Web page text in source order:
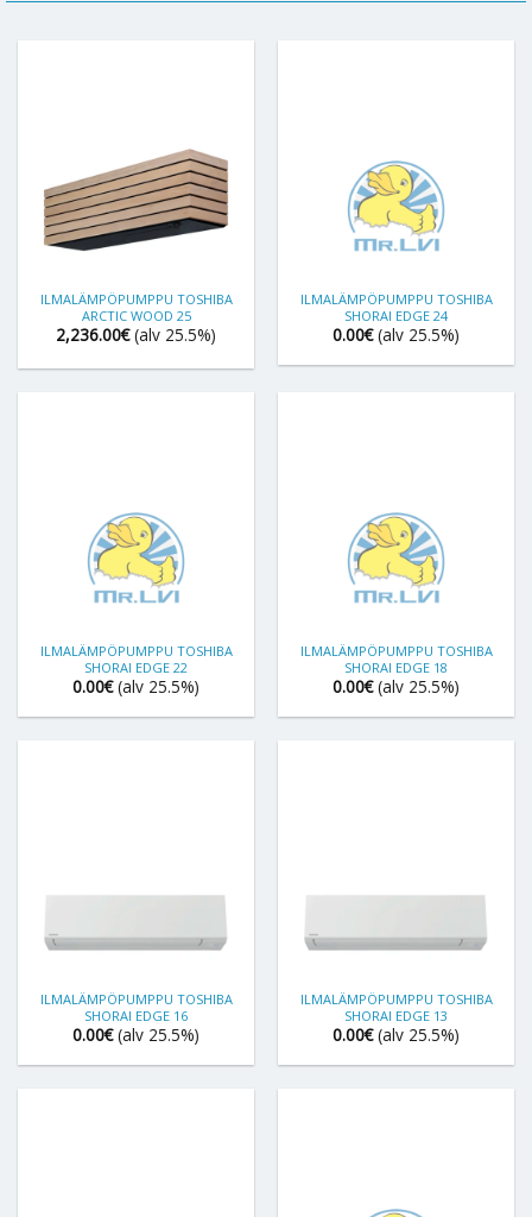
ILMALÄMPÖPUMPPU TOSHIBA
ARCTIC WOOD 25
2,236.00€ (alv 25.5%)
ILMALÄMPÖPUMPPU TOSHIBA
SHORAI EDGE 24
0.00€ (alv 25.5%)
ILMALÄMPÖPUMPPU TOSHIBA
SHORAI EDGE 22
0.00€ (alv 25.5%)
ILMALÄMPÖPUMPPU TOSHIBA
SHORAI EDGE 18
0.00€ (alv 25.5%)
ILMALÄMPÖPUMPPU TOSHIBA
SHORAI EDGE 16
0.00€ (alv 25.5%)
ILMALÄMPÖPUMPPU TOSHIBA
SHORAI EDGE 13
0.00€ (alv 25.5%)